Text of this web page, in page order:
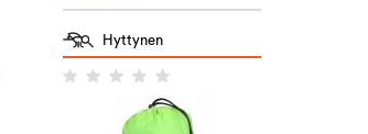
Hyttynen